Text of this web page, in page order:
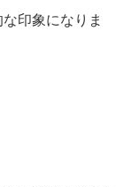
印象になりま